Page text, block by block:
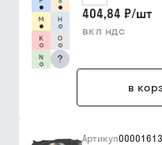
?
404,84 ₽/шт
вкл ндс
в
Артикул